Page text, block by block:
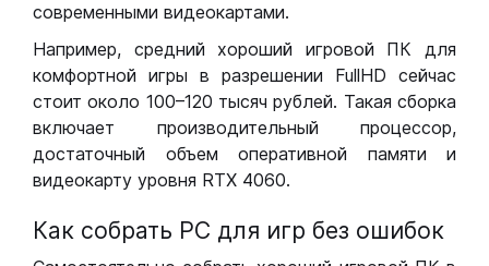
современными видеокартами.
Например, средний хороший игровой ПК для
комфортной игры в разрешении FullHD сейчас
стоит около 100–120 тысяч рублей. Такая сборка
включает производительный процессор,
достаточный объем оперативной памяти и
видеокарту уровня RTX 4060.
Как собрать РС для игр без ошибок